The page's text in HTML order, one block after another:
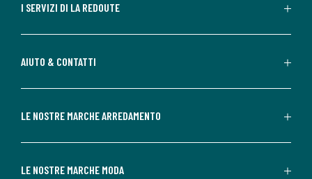
I SERVIZI DI LA REDOUTE
AIUTO & CONTATTI
LE NOSTRE MARCHE ARREDAMENTO
LE NOSTRE MARCHE MODA